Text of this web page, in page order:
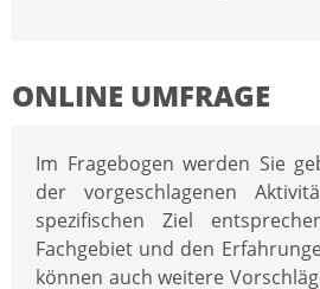
ONLINE UMFRAGE
Im Fragebogen werden Sie
der vorgeschlagenen
spezifischen Ziel
Fachgebiet und den
können auch weitere